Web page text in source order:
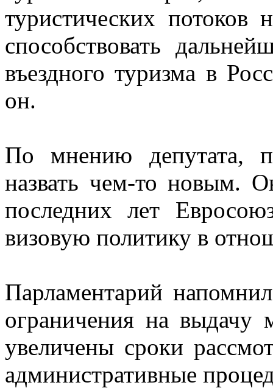
туристических потоков
способствовать
въездного туризма в
он.
По мнению депутата,
назвать чем-то новым.
последних лет
визовую политику в
Парламентарий
ограничения на выдачу
увеличены сроки
административные